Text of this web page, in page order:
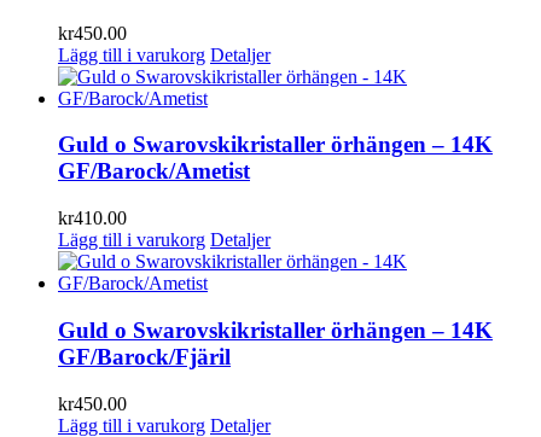
kr450.00
Lägg till i varukorg Detaljer
Guld o Swarovskikristaller örhängen – 14K
GF/Barock/Ametist
kr410.00
Lägg till i varukorg Detaljer
Guld o Swarovskikristaller örhängen – 14K
GF/Barock/Fjäril
kr450.00
Lägg till i varukorg Detaljer